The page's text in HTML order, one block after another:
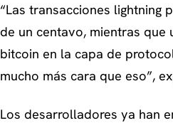
“Las transacciones lightning
de un centavo, mientras que
bitcoin en la capa de
mucho más cara que eso”,
Los desarrolladores ya han